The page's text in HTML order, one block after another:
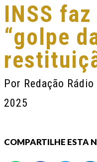
INSS
“golpe
Por Redação Rádio
2025
COMPARTILHE ESTA